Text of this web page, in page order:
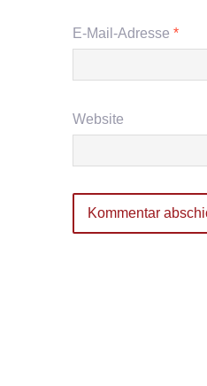
E-Mail-Adresse *
Website